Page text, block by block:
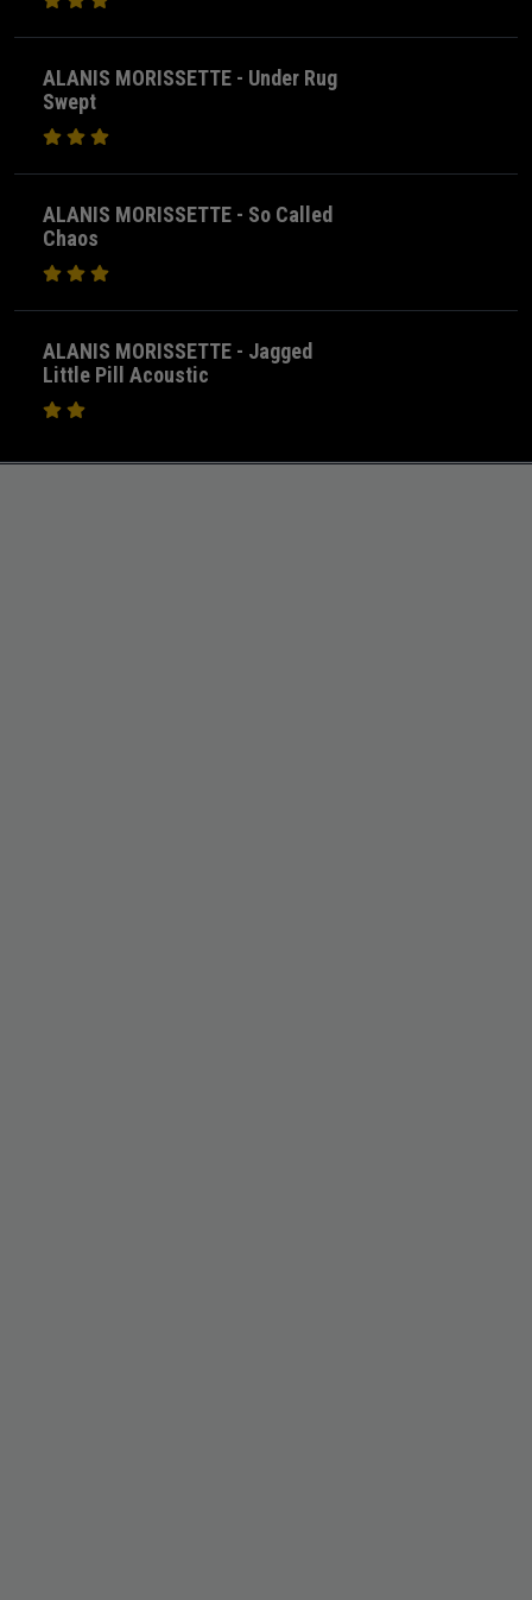
ALANIS MORISSETTE - Under Rug
Swept
ALANIS MORISSETTE - So Called
Chaos
ALANIS MORISSETTE - Jagged
Little Pill Acoustic